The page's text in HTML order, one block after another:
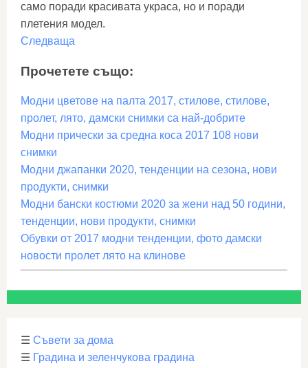
само поради красивата украса, но и поради
плетения модел.
Следваща
Прочетете също:
Модни цветове на палта 2017, стилове, стилове,
пролет, лято, дамски снимки са най-добрите
Модни прически за средна коса 2017 108 нови
снимки
Модни джапанки 2020, тенденции на сезона, нови
продукти, снимки
Модни бански костюми 2020 за жени над 50 години,
тенденции, нови продукти, снимки
Обувки от 2017 модни тенденции, фото дамски
новости пролет лято на клинове
☰ Съвети за дома
☰ Градина и зеленчукова градина